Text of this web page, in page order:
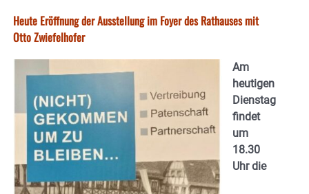
Heute Eröffnung der Ausstellung im Foyer des Rathauses mit
Otto Zwiefelhofer
Am
heutigen
Dienstag
findet
um
18.30
Uhr die